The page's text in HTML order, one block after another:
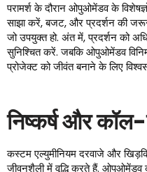
परामर्श के दौरान ओपुओमेंडव के
साझा करें, बजट, और प्रदर्शन की
जो उपयुक्त हो. अंत में, प्रदर्शन को
सुनिश्चित करें. जबकि ओपुओमेंडव
प्रोजेक्ट को जीवंत बनाने के लिए
निष्कर्ष और
कस्टम एल्युमीनियम दरवाजे और
जीवनशैली में वृद्धि करते हैं. ओपुओमेंडव